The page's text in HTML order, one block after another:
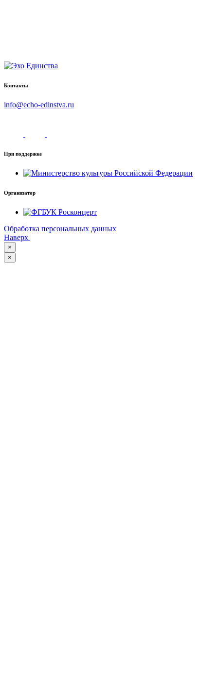
Контакты
info@echo-edinstva.ru
При поддержке
Организатор
Обработка персональных данных
Наверх
×
×